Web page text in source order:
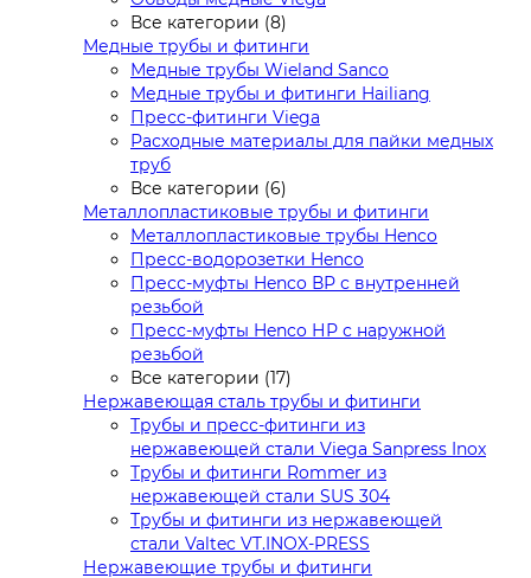
Все категории (8)
Медные трубы и фитинги
Медные трубы Wieland Sanco
Медные трубы и фитинги Hailiang
Пресс-фитинги Viega
Расходные материалы для пайки медных
труб
Все категории (6)
Металлопластиковые трубы и фитинги
Металлопластиковые трубы Henco
Пресс-водорозетки Henco
Пресс-муфты Henco ВР с внутренней
резьбой
Пресс-муфты Henco НР с наружной
резьбой
Все категории (17)
Нержавеющая сталь трубы и фитинги
Трубы и пресс-фитинги из
нержавеющей стали Viega Sanpress Inox
Трубы и фитинги Rommer из
нержавеющей стали SUS 304
Трубы и фитинги из нержавеющей
стали Valtec VT.INOX-PRESS
Нержавеющие трубы и фитинги